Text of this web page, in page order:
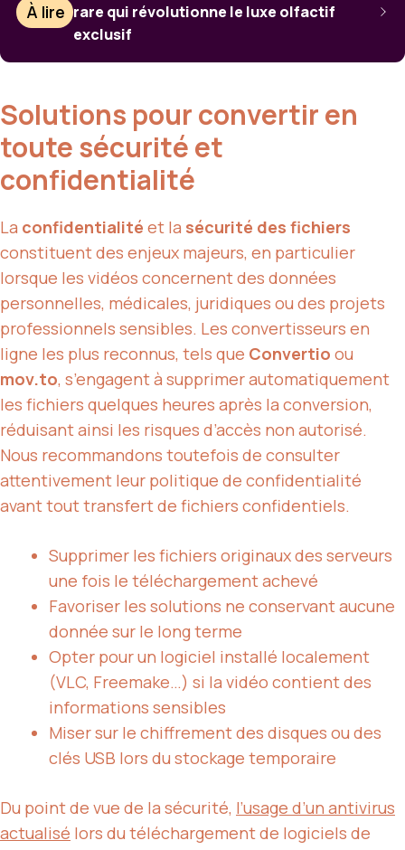
À lire rare qui révolutionne le luxe olfactif
exclusif
Solutions pour convertir en
toute sécurité et
confidentialité
La confidentialité et la sécurité des fichiers
constituent des enjeux majeurs, en particulier
lorsque les vidéos concernent des données
personnelles, médicales, juridiques ou des projets
professionnels sensibles. Les convertisseurs en
ligne les plus reconnus, tels que Convertio ou
mov.to, s’engagent à supprimer automatiquement
les fichiers quelques heures après la conversion,
réduisant ainsi les risques d’accès non autorisé.
Nous recommandons toutefois de consulter
attentivement leur politique de confidentialité
avant tout transfert de fichiers confidentiels.
Supprimer les fichiers originaux des serveurs
une fois le téléchargement achevé
Favoriser les solutions ne conservant aucune
donnée sur le long terme
Opter pour un logiciel installé localement
(VLC, Freemake…) si la vidéo contient des
informations sensibles
Miser sur le chiffrement des disques ou des
clés USB lors du stockage temporaire
Du point de vue de la sécurité, l’usage d’un antivirus
actualisé lors du téléchargement de logiciels de